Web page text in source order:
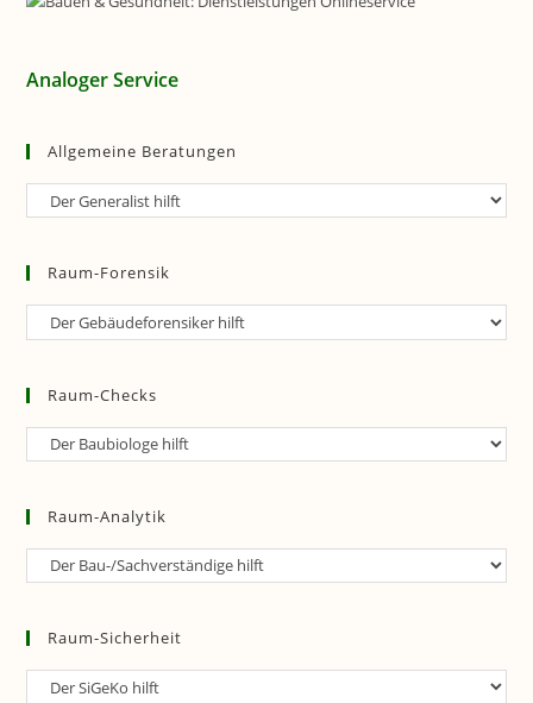
Analoger Service
Allgemeine Beratungen
Allgemeine
Raum-Forensik
Raum-
Raum-Checks
Raum-
Raum-Analytik
Raum-
Raum-Sicherheit
Raum-